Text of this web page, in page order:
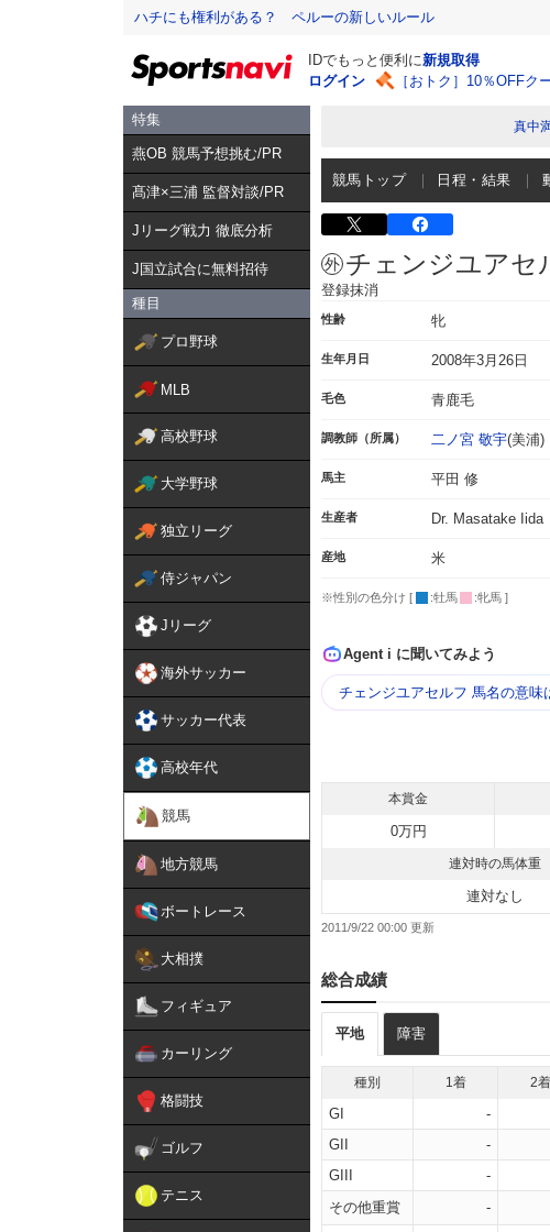
ハチにも権利がある？ ペルーの新しいルール
IDでもっと便利に新規取得
ログイン
［おトク］10％OFFク
特集
燕OB 競馬予想挑む/PR
髙津×三浦 監督対談/PR
Jリーグ戦力 徹底分析
J国立試合に無料招待
種目
プロ野球
MLB
高校野球
大学野球
独立リーグ
侍ジャパン
Jリーグ
海外サッカー
サッカー代表
高校年代
競馬
地方競馬
ボートレース
大相撲
フィギュア
カーリング
格闘技
ゴルフ
テニス
真中
競馬トップ 日程・結果
チェンジユアセ
登録抹消
性齢 牝
生年月日 2008年3月26日
毛色 青鹿毛
調教師（所属） 二ノ宮 敬宇(美浦)
馬主 平田 修
生産者 Dr. Masatake Iida
産地 米
※性別の色分け [ :牡馬 :牝馬 ]
Agent i に聞いてみよう
チェンジユアセルフ 馬名の意味
本賞金
0万円
連対時の馬体重
連対なし
2011/9/22 00:00
総合成績
平地 障害
種別 1着 2着
GI -
GII
-
GIII
-
その他重賞
-